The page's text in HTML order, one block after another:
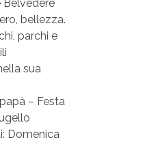
Belvedere
bellezza.
parchi e
sua
– Festa
Domenica